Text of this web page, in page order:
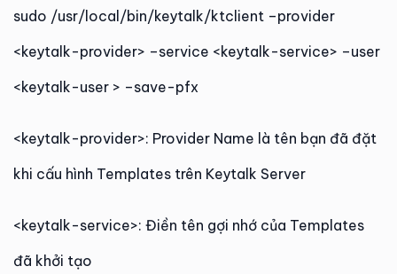
sudo /usr/local/bin/keytalk/ktclient –provider
<keytalk-provider> –service <keytalk-service> –user
<keytalk-user > –save-pfx
<keytalk-provider>: Provider Name là tên bạn đã đặt
khi cấu hình Templates trên Keytalk Server
<keytalk-service>: Điền tên gợi nhớ của Templates
đã khởi tạo